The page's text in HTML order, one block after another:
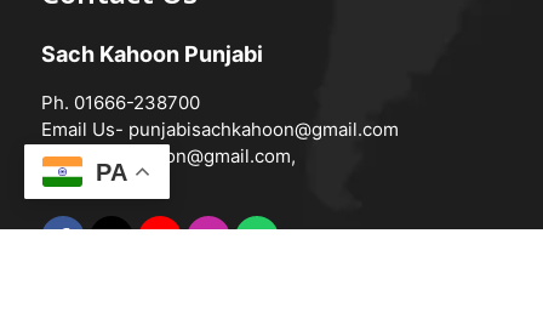
Sach Kahoon Punjabi
Ph. 01666-238700
Email Us- punjabisachkahoon@gmail.com
hindisachkahoon@gmail.com,
PA